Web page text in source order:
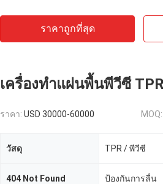
ราคาถูกที่สุด
เครื่องทำแผ่นพื้นพีวีซี TPR
ราคา: USD 30000-60000 MOQ:
วัสดุ TPR / พีวีซี
404 Not Found ป้องกันการลื่น